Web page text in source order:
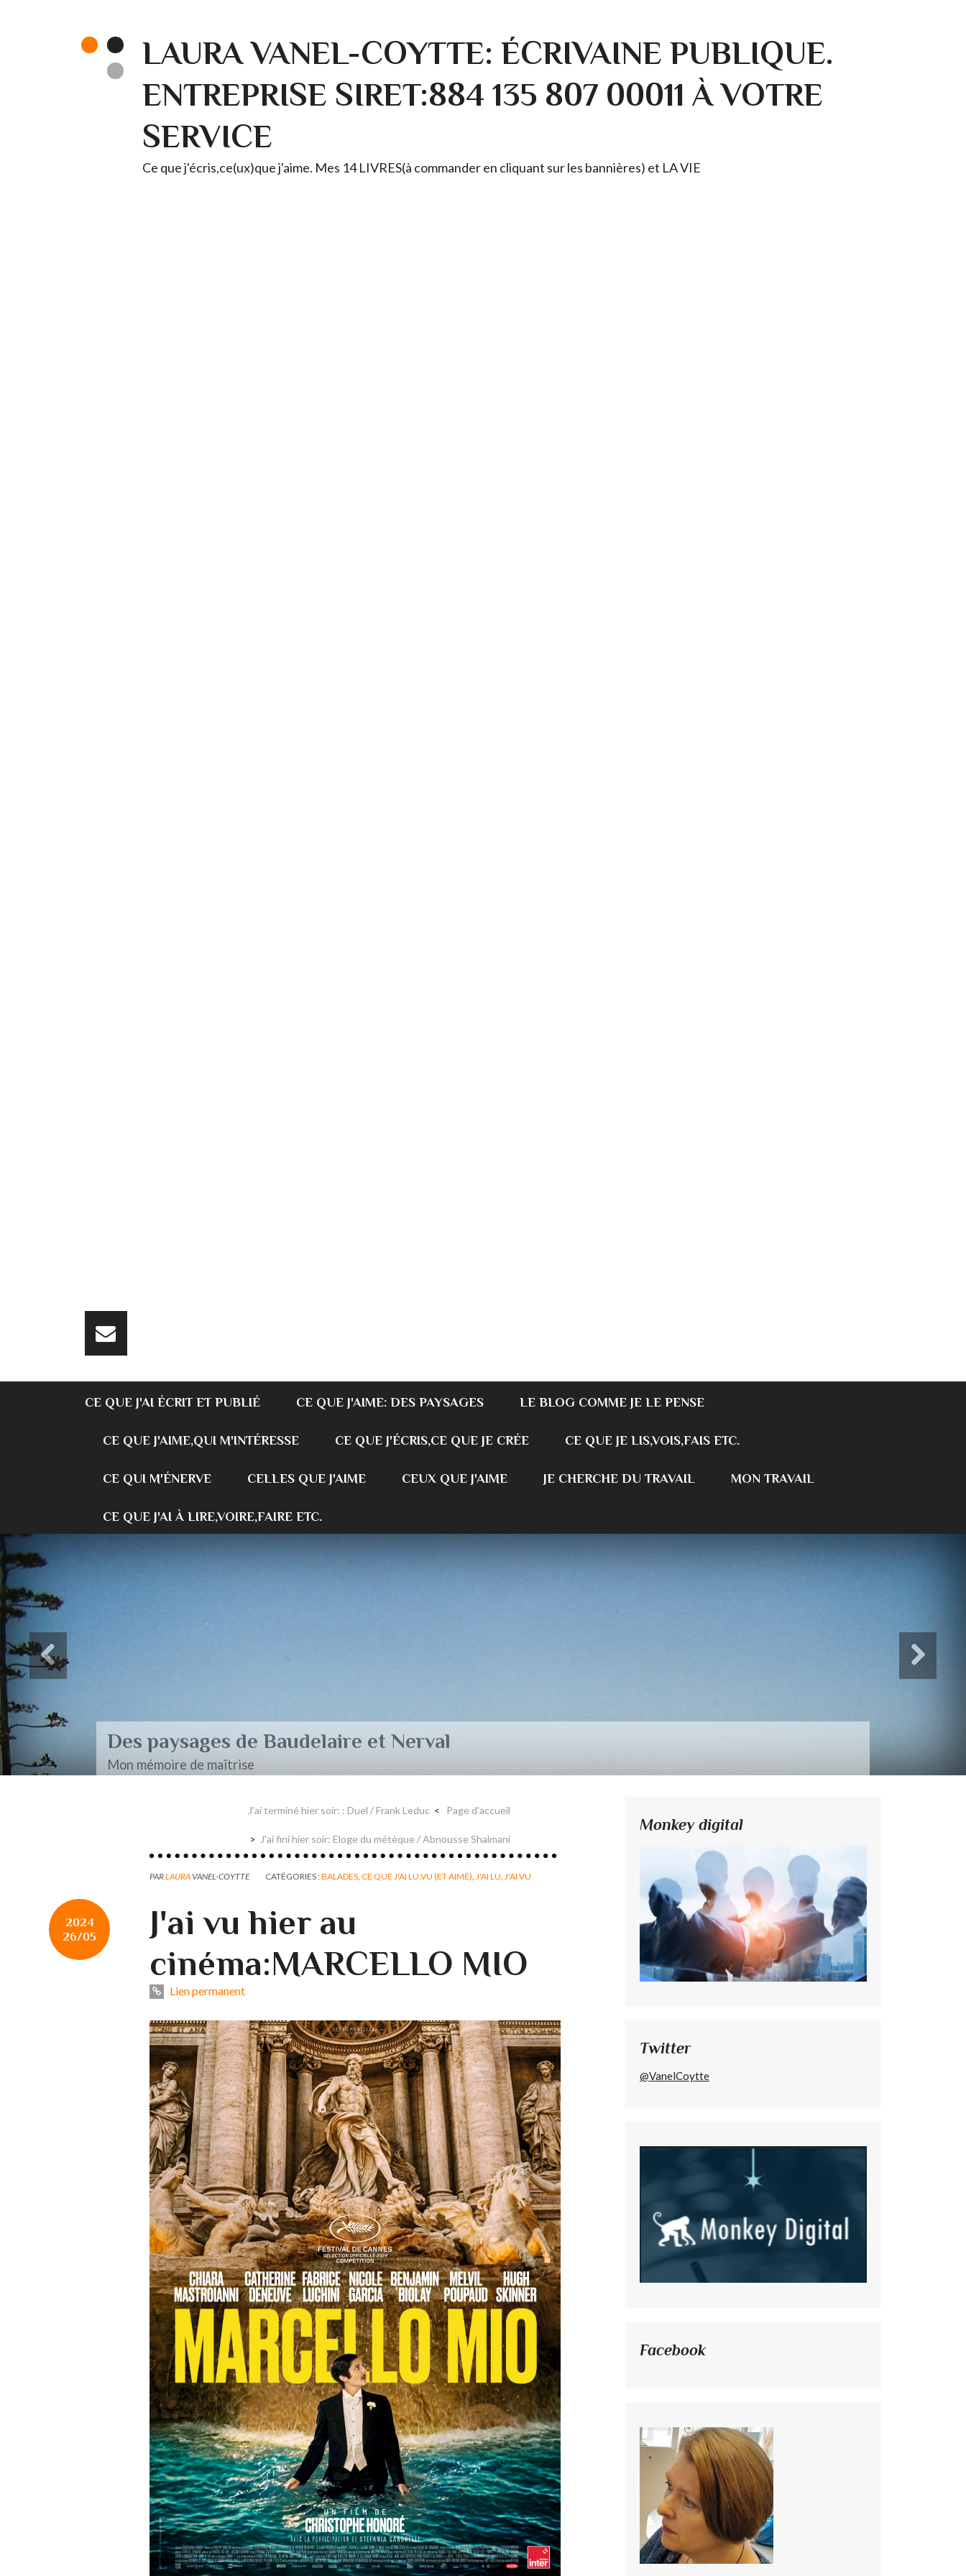
LAURA VANEL-COYTTE: ÉCRIVAINE PUBLIQUE.
ENTREPRISE SIRET:884 135 807 00011 À VOTRE
SERVICE
Ce que j'écris,ce(ux)que j'aime. Mes 14 LIVRES(à commander en cliquant sur les bannières) et LA VIE
CE QUE J'AI ÉCRIT ET PUBLIÉ CE QUE J'AIME: DES PAYSAGES LE BLOG COMME JE LE PENSE
CE QUE J'AIME,QUI M'INTÉRESSE CE QUE J'ÉCRIS,CE QUE JE CRÉE CE QUE JE LIS,VOIS,FAIS ETC.
CE QUI M'ÉNERVE CELLES QUE J'AIME CEUX QUE J'AIME JE CHERCHE DU TRAVAIL MON TRAVAIL
CE QUE J'AI À LIRE,VOIRE,FAIRE ETC.
Des paysages de Baudelaire et Nerval
Mon mémoire de maîtrise
J'ai terminé hier soir: : Duel / Frank Leduc Page d'accueil
J'ai fini hier soir: Eloge du métèque / Abnousse Shalmani
PARLAURA VANEL-COYTTE CATÉGORIES :BALADES CE QUE J'AI LU,VU (ET AIMÉ) J'AI LU J'AI VU
2024
26/05
J'ai vu hier au
cinéma:MARCELLO MIO
Lien permanent
Monkey digital
Twitter
@VanelCoytte
Facebook